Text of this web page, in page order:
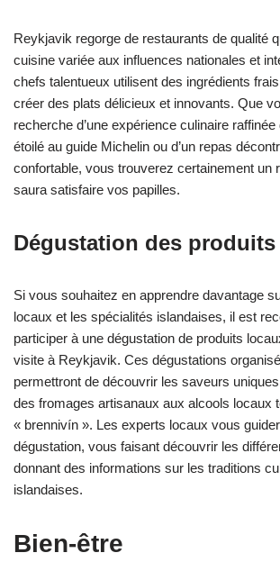
Reykjavik regorge de restaurants de qualité
cuisine variée aux influences nationales et
chefs talentueux utilisent des ingrédients
créer des plats délicieux et innovants. Que
recherche d’une expérience culinaire
étoilé au guide Michelin ou d’un repas
confortable, vous trouverez certainement un
saura satisfaire vos papilles.
Dégustation des
Si vous souhaitez en apprendre davantage
locaux et les spécialités islandaises, il est
participer à une dégustation de produits
visite à Reykjavik. Ces dégustations
permettront de découvrir les saveurs uniques
des fromages artisanaux aux alcools locaux
« brennivín ». Les experts locaux vous
dégustation, vous faisant découvrir les
donnant des informations sur les traditions
islandaises.
Bien-être